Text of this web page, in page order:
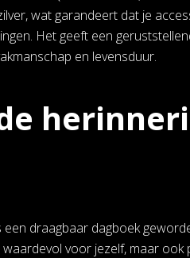
wat garandeert dat je
Het geeft een
en levensduur.
draagbaar dagboek
voor jezelf, maar